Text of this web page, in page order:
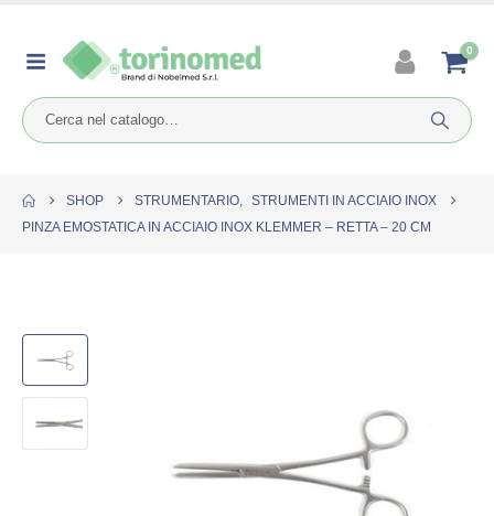
0
SHOP STRUMENTARIO, STRUMENTI IN ACCIAIO INOX
PINZA EMOSTATICA IN ACCIAIO INOX KLEMMER – RETTA – 20 CM